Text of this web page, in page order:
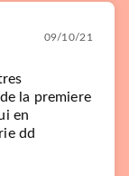
09/10/21
la premiere
en
dd